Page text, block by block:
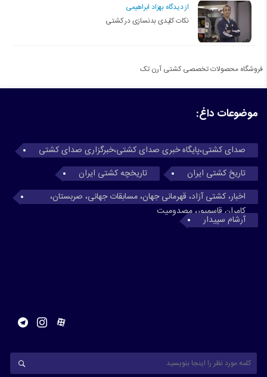
از دیدگاه بهزاد ابراهیمی
نکات کلیدی بدنسازی در کشتی
فروشگاه محصولات تخصصی کشتی آرن تک
موضوعات داغ:
صدای کشتی،پایگاه خبری صدای کشتی،خبرگزاری صدای کشتی
تاریخ کشتی ایران
تاریخچه کشتی ایران
اخبار، کشتی آزاد، قهرمانی جهان، مسابقات جهانی، صربستان،
کامران قاسمپور، مصدومیت
آرشام سپیدار